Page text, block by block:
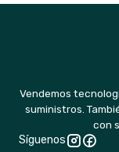
Vendemos
suministros.
con
Síguenos